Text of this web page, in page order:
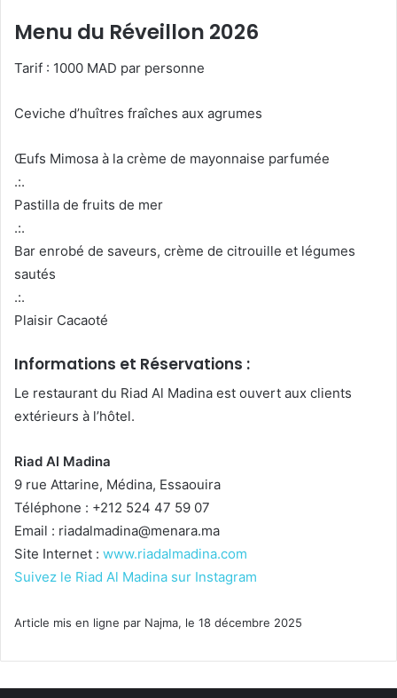
Menu du Réveillon 2026
Tarif : 1000 MAD par personne
Ceviche d’huîtres fraîches aux agrumes
Œufs Mimosa à la crème de mayonnaise parfumée
.:.
Pastilla de fruits de mer
.:.
Bar enrobé de saveurs, crème de citrouille et légumes
sautés
.:.
Plaisir Cacaoté
Informations et Réservations :
Le restaurant du Riad Al Madina est ouvert aux clients
extérieurs à l’hôtel.
Riad Al Madina
9 rue Attarine, Médina, Essaouira
Téléphone : +212 524 47 59 07
Email : riadalmadina@menara.ma
Site Internet : www.riadalmadina.com
Suivez le Riad Al Madina sur Instagram
Article mis en ligne par Najma, le 18 décembre 2025